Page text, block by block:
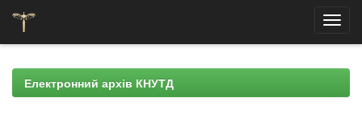
navigationЕлектронний архів КНУТД